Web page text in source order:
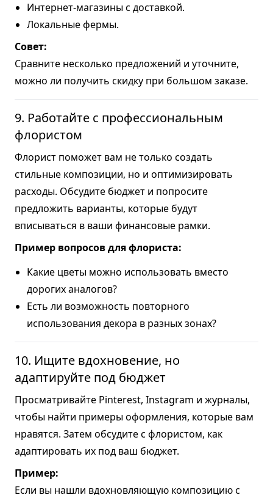
Интернет-магазины с доставкой.
Локальные фермы.
Совет:
Сравните несколько предложений и уточните,
можно ли получить скидку при большом заказе.
9. Работайте с профессиональным
флористом
Флорист поможет вам не только создать
стильные композиции, но и оптимизировать
расходы. Обсудите бюджет и попросите
предложить варианты, которые будут
вписываться в ваши финансовые рамки.
Пример вопросов для флориста:
Какие цветы можно использовать вместо
дорогих аналогов?
Есть ли возможность повторного
использования декора в разных зонах?
10. Ищите вдохновение, но
адаптируйте под бюджет
Просматривайте Pinterest, Instagram и журналы,
чтобы найти примеры оформления, которые вам
нравятся. Затем обсудите с флористом, как
адаптировать их под ваш бюджет.
Пример:
Если вы нашли вдохновляющую композицию с